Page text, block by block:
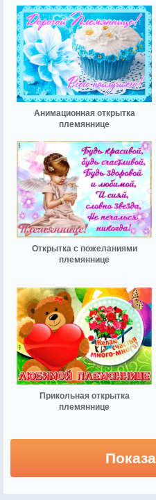
Анимационная открытка
племяннице
Открытка с пожеланиями
племяннице
Прикольная открытка
племяннице